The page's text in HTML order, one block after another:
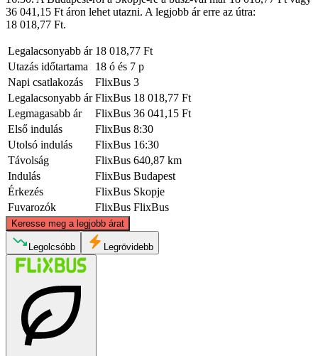
36 041,15 Ft áron lehet utazni. A legjobb ár erre az útra:
18 018,77 Ft.
Legalacsonyabb ár 18 018,77 Ft
Utazás időtartama
18 ó és 7 p
Napi csatlakozás
FlixBus 3
Legalacsonyabb ár FlixBus 18 018,77 Ft
Legmagasabb ár
FlixBus 36 041,15 Ft
Első indulás
FlixBus 8:30
Utolsó indulás
FlixBus 16:30
Távolság
FlixBus 640,87 km
Indulás
FlixBus Budapest
Érkezés
FlixBus Skopje
Fuvarozók
FlixBus FlixBus
Keresse meg a legjobb árat
Budapest
©
Legolcsóbb Legrövidebb